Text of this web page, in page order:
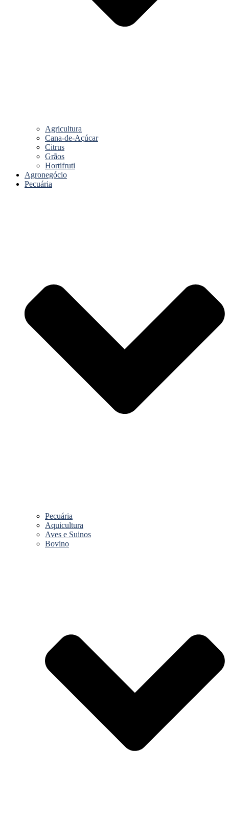
Agricultura
Cana-de-Açúcar
Citrus
Grãos
Hortifruti
Agronegócio
Pecuária
Pecuária
Aquicultura
Aves e Suinos
Bovino